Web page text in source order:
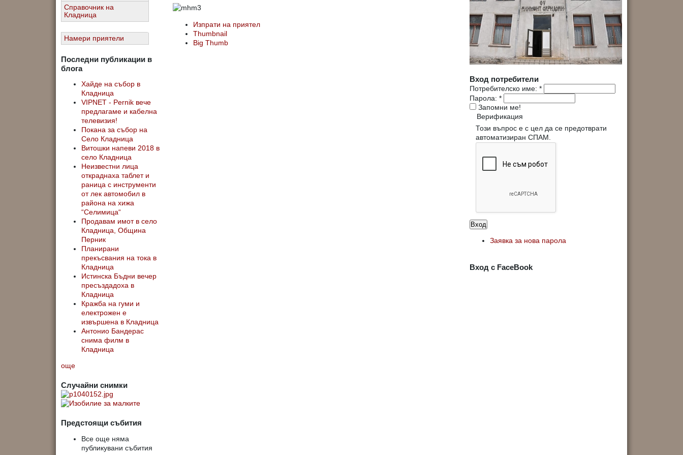
Справочник на
Кладница
Намери приятели
Последни публикации в
блога
Хайде на събор в
Кладница
VIPNET - Pernik вече
предлагаме и кабелна
телевизия!
Покана за събор на
Село Кладница
Витошки напеви 2018 в
село Кладница
Неизвестни лица
откраднаха таблет и
раница с инструменти
от лек автомобил в
района на хижа
“Селимица“
Продавам имот в село
Кладница, Община
Перник
Планирани
прекъсвания на тока в
Кладница
Истинска Бъдни вечер
пресъздадоха в
Кладница
Кражба на гуми и
електрожен е
извършена в Кладница
Антонио Бандерас
снима филм в
Кладница
още
Случайни снимки
Предстоящи събития
Все още няма
публикувани събития
Вход потребители
Потребителско име: *
Парола: *
Запомни ме!
Верификация
Този въпрос е с цел да се предотврати
автоматизиран СПАМ.
Заявка за нова парола
Вход с FaceBook
Изпрати на приятел
Thumbnail
Big Thumb